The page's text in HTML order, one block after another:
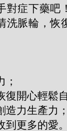
對症下藥吧
洗脈輪，恢
復開心輕鬆
造力生產力
到更多的愛